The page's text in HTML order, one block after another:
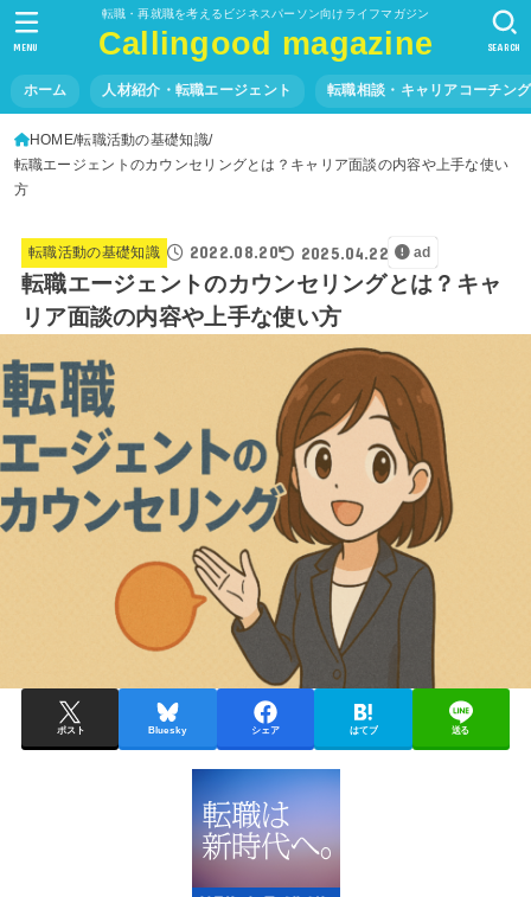
転職・再就職を考えるビジネスパーソン向けライフマガジン
Callingood magazine
ホーム 人材紹介・転職エージェント 転職相談・キャリアコーチング
SEARCH
MENU
HOME 転職活動の基礎知識
転職エージェントのカウンセリングとは？キャリア面談の内容や上手な使い
方
転職活動の基礎知識 2022.08.20 2025.04.22 ad
転職エージェントのカウンセリングとは？キャ
リア面談の内容や上手な使い方
ポスト Bluesky シェア はてブ 送る